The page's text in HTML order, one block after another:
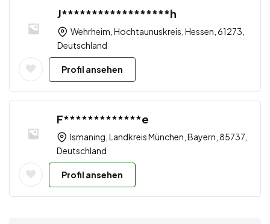
J******************h
Wehrheim, Hochtaunuskreis, Hessen, 61273,
Deutschland
Profil ansehen
F*************e
Ismaning, Landkreis München, Bayern, 85737,
Deutschland
Profil ansehen